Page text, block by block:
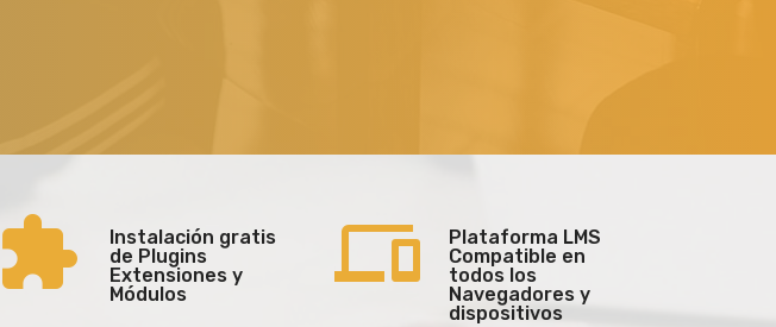
Instalación gratis
de Plugins
Extensiones y
Módulos
Plataforma LMS
Compatible en
todos los
Navegadores y
dispositivos